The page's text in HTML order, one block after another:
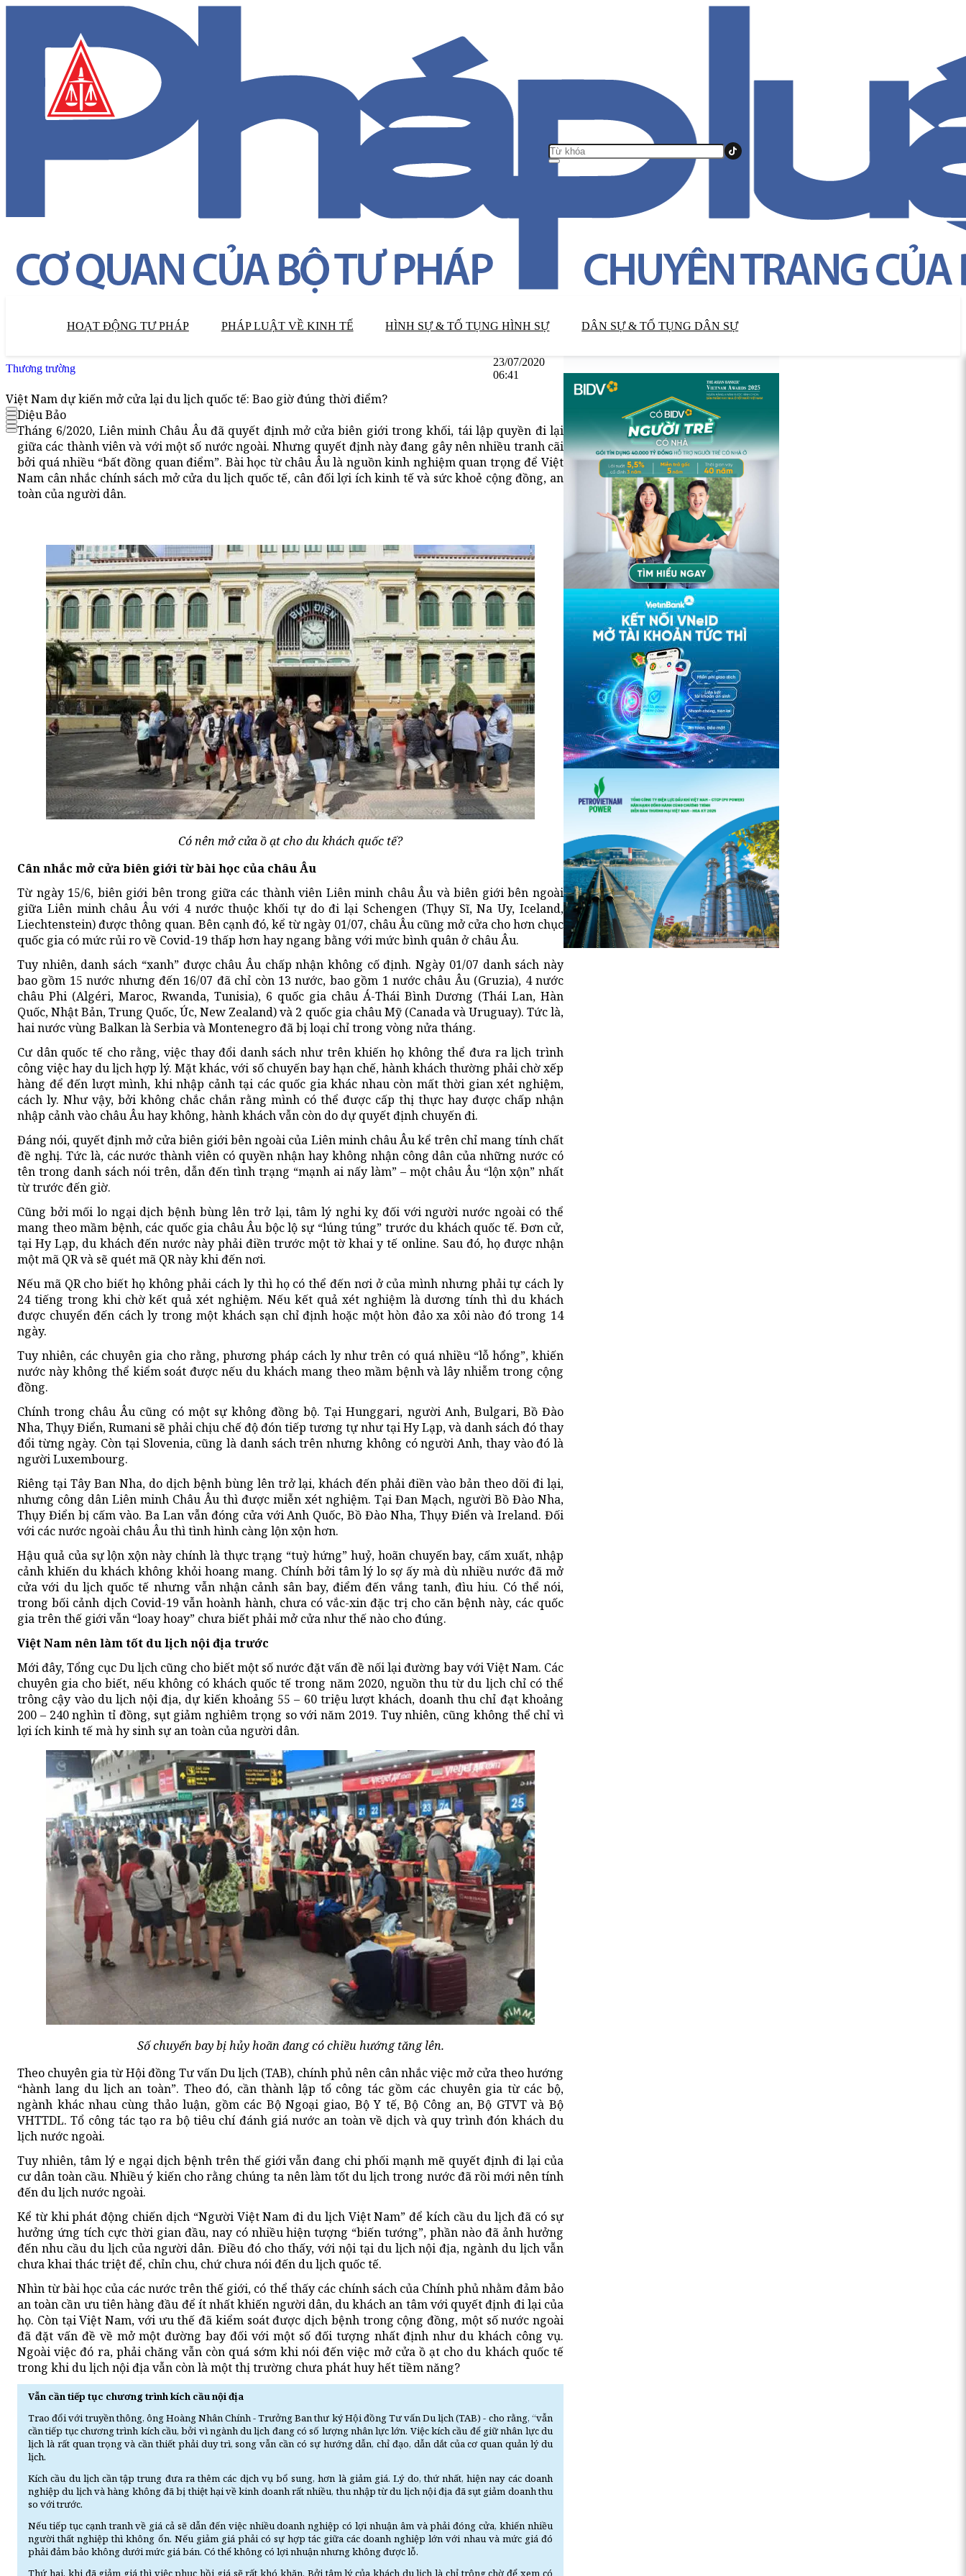
HOẠT ĐỘNG TƯ PHÁP PHÁP LUẬT VỀ KINH TẾ HÌNH SỰ & TỐ TỤNG HÌNH SỰ DÂN SỰ & TỐ TỤNG DÂN SỰ
Thương trường
23/07/2020
06:41
Việt Nam dự kiến mở cửa lại du lịch quốc tế: Bao giờ đúng thời điểm?
Diệu Bảo
Tháng 6/2020, Liên minh Châu Âu đã quyết định mở cửa biên giới trong khối, tái lập quyền đi lại
giữa các thành viên và với một số nước ngoài. Nhưng quyết định này đang gây nên nhiều tranh cãi
bởi quá nhiều “bất đồng quan điểm”. Bài học từ châu Âu là nguồn kinh nghiệm quan trọng để Việt
Nam cân nhắc chính sách mở cửa du lịch quốc tế, cân đối lợi ích kinh tế và sức khoẻ cộng đồng, an
toàn của người dân.
Có nên mở cửa ồ ạt cho du khách quốc tế?
Cân nhắc mở cửa biên giới từ bài học của châu Âu
Từ ngày 15/6, biên giới bên trong giữa các thành viên Liên minh châu Âu và biên giới bên ngoài
giữa Liên minh châu Âu với 4 nước thuộc khối tự do đi lại Schengen (Thụy Sĩ, Na Uy, Iceland,
Liechtenstein) được thông quan. Bên cạnh đó, kể từ ngày 01/07, châu Âu cũng mở cửa cho hơn chục
quốc gia có mức rủi ro về Covid-19 thấp hơn hay ngang bằng với mức bình quân ở châu Âu.
Tuy nhiên, danh sách “xanh” được châu Âu chấp nhận không cố định. Ngày 01/07 danh sách này
bao gồm 15 nước nhưng đến 16/07 đã chỉ còn 13 nước, bao gồm 1 nước châu Âu (Gruzia), 4 nước
châu Phi (Algéri, Maroc, Rwanda, Tunisia), 6 quốc gia châu Á-Thái Bình Dương (Thái Lan, Hàn
Quốc, Nhật Bản, Trung Quốc, Úc, New Zealand) và 2 quốc gia châu Mỹ (Canada và Uruguay). Tức là,
hai nước vùng Balkan là Serbia và Montenegro đã bị loại chỉ trong vòng nửa tháng.
Cư dân quốc tế cho rằng, việc thay đổi danh sách như trên khiến họ không thể đưa ra lịch trình
công việc hay du lịch hợp lý. Mặt khác, với số chuyến bay hạn chế, hành khách thường phải chờ xếp
hàng để đến lượt mình, khi nhập cảnh tại các quốc gia khác nhau còn mất thời gian xét nghiệm,
cách ly. Như vậy, bởi không chắc chắn rằng mình có thể được cấp thị thực hay được chấp nhận
nhập cảnh vào châu Âu hay không, hành khách vẫn còn do dự quyết định chuyến đi.
Đáng nói, quyết định mở cửa biên giới bên ngoài của Liên minh châu Âu kể trên chỉ mang tính chất
đề nghị. Tức là, các nước thành viên có quyền nhận hay không nhận công dân của những nước có
tên trong danh sách nói trên, dẫn đến tình trạng “mạnh ai nấy làm” – một châu Âu “lộn xộn” nhất
từ trước đến giờ.
Cũng bởi mối lo ngại dịch bệnh bùng lên trở lại, tâm lý nghi kỵ đối với người nước ngoài có thể
mang theo mầm bệnh, các quốc gia châu Âu bộc lộ sự “lúng túng” trước du khách quốc tế. Đơn cử,
tại Hy Lạp, du khách đến nước này phải điền trước một tờ khai y tế online. Sau đó, họ được nhận
một mã QR và sẽ quét mã QR này khi đến nơi.
Nếu mã QR cho biết họ không phải cách ly thì họ có thể đến nơi ở của mình nhưng phải tự cách ly
24 tiếng trong khi chờ kết quả xét nghiệm. Nếu kết quả xét nghiệm là dương tính thì du khách
được chuyển đến cách ly trong một khách sạn chỉ định hoặc một hòn đảo xa xôi nào đó trong 14
ngày.
Tuy nhiên, các chuyên gia cho rằng, phương pháp cách ly như trên có quá nhiều “lỗ hổng”, khiến
nước này không thể kiểm soát được nếu du khách mang theo mầm bệnh và lây nhiễm trong cộng
đồng.
Chính trong châu Âu cũng có một sự không đồng bộ. Tại Hunggari, người Anh, Bulgari, Bồ Đào
Nha, Thụy Điển, Rumani sẽ phải chịu chế độ đón tiếp tương tự như tại Hy Lạp, và danh sách đó thay
đổi từng ngày. Còn tại Slovenia, cũng là danh sách trên nhưng không có người Anh, thay vào đó là
người Luxembourg.
Riêng tại Tây Ban Nha, do dịch bệnh bùng lên trở lại, khách đến phải điền vào bản theo dõi đi lại,
nhưng công dân Liên minh Châu Âu thì được miễn xét nghiệm. Tại Đan Mạch, người Bồ Đào Nha,
Thụy Điển bị cấm vào. Ba Lan vẫn đóng cửa với Anh Quốc, Bồ Đào Nha, Thụy Điển và Ireland. Đối
với các nước ngoài châu Âu thì tình hình càng lộn xộn hơn.
Hậu quả của sự lộn xộn này chính là thực trạng “tuỳ hứng” huỷ, hoãn chuyến bay, cấm xuất, nhập
cảnh khiến du khách không khỏi hoang mang. Chính bởi tâm lý lo sợ ấy mà dù nhiều nước đã mở
cửa với du lịch quốc tế nhưng vẫn nhận cảnh sân bay, điểm đến vắng tanh, đìu hiu. Có thể nói,
trong bối cảnh dịch Covid-19 vẫn hoành hành, chưa có vắc-xin đặc trị cho căn bệnh này, các quốc
gia trên thế giới vẫn “loay hoay” chưa biết phải mở cửa như thế nào cho đúng.
Việt Nam nên làm tốt du lịch nội địa trước
Mới đây, Tổng cục Du lịch cũng cho biết một số nước đặt vấn đề nối lại đường bay với Việt Nam. Các
chuyên gia cho biết, nếu không có khách quốc tế trong năm 2020, nguồn thu từ du lịch chỉ có thể
trông cậy vào du lịch nội địa, dự kiến khoảng 55 – 60 triệu lượt khách, doanh thu chỉ đạt khoảng
200 – 240 nghìn tỉ đồng, sụt giảm nghiêm trọng so với năm 2019. Tuy nhiên, cũng không thể chỉ vì
lợi ích kinh tế mà hy sinh sự an toàn của người dân.
Số chuyến bay bị hủy hoãn đang có chiều hướng tăng lên.
Theo chuyên gia từ Hội đồng Tư vấn Du lịch (TAB), chính phủ nên cân nhắc việc mở cửa theo hướng
“hành lang du lịch an toàn”. Theo đó, cần thành lập tổ công tác gồm các chuyên gia từ các bộ,
ngành khác nhau cùng thảo luận, gồm các Bộ Ngoại giao, Bộ Y tế, Bộ Công an, Bộ GTVT và Bộ
VHTTDL. Tổ công tác tạo ra bộ tiêu chí đánh giá nước an toàn về dịch và quy trình đón khách du
lịch nước ngoài.
Tuy nhiên, tâm lý e ngại dịch bệnh trên thế giới vẫn đang chi phối mạnh mẽ quyết định đi lại của
cư dân toàn cầu. Nhiều ý kiến cho rằng chúng ta nên làm tốt du lịch trong nước đã rồi mới nên tính
đến du lịch nước ngoài.
Kể từ khi phát động chiến dịch “Người Việt Nam đi du lịch Việt Nam” để kích cầu du lịch đã có sự
hưởng ứng tích cực thời gian đầu, nay có nhiều hiện tượng “biến tướng”, phần nào đã ảnh hưởng
đến nhu cầu du lịch của người dân. Điều đó cho thấy, với nội tại du lịch nội địa, ngành du lịch vẫn
chưa khai thác triệt để, chỉn chu, chứ chưa nói đến du lịch quốc tế.
Nhìn từ bài học của các nước trên thế giới, có thể thấy các chính sách của Chính phủ nhằm đảm bảo
an toàn cần ưu tiên hàng đầu để ít nhất khiến người dân, du khách an tâm với quyết định đi lại của
họ. Còn tại Việt Nam, với ưu thế đã kiểm soát được dịch bệnh trong cộng đồng, một số nước ngoài
đã đặt vấn đề về mở một đường bay đối với một số đối tượng nhất định như du khách công vụ.
Ngoài việc đó ra, phải chăng vẫn còn quá sớm khi nói đến việc mở cửa ồ ạt cho du khách quốc tế
trong khi du lịch nội địa vẫn còn là một thị trường chưa phát huy hết tiềm năng?
Vẫn cần tiếp tục chương trình kích cầu nội địa
Trao đổi với truyền thông, ông Hoàng Nhân Chính - Trưởng Ban thư ký Hội đồng Tư vấn Du lịch (TAB) - cho rằng, “vẫn
cần tiếp tục chương trình kích cầu, bởi vì ngành du lịch đang có số lượng nhân lực lớn. Việc kích cầu để giữ nhân lực du
lịch là rất quan trọng và cần thiết phải duy trì, song vẫn cần có sự hướng dẫn, chỉ đạo, dẫn dắt của cơ quan quản lý du
lịch.
Kích cầu du lịch cần tập trung đưa ra thêm các dịch vụ bổ sung, hơn là giảm giá. Lý do, thứ nhất, hiện nay các doanh
nghiệp du lịch và hàng không đã bị thiệt hại về kinh doanh rất nhiều, thu nhập từ du lịch nội địa đã sụt giảm doanh thu
so với trước.
Nếu tiếp tục cạnh tranh về giá cả sẽ dẫn đến việc nhiều doanh nghiệp có lợi nhuận âm và phải đóng cửa, khiến nhiều
người thất nghiệp thì không ổn. Nếu giảm giá phải có sự hợp tác giữa các doanh nghiệp lớn với nhau và mức giá đó
phải đảm bảo không dưới mức giá bán. Có thể không có lợi nhuận nhưng không được lỗ.
Thứ hai, khi đã giảm giá thì việc phục hồi giá sẽ rất khó khăn. Bởi tâm lý của khách du lịch là chỉ trông chờ để xem có